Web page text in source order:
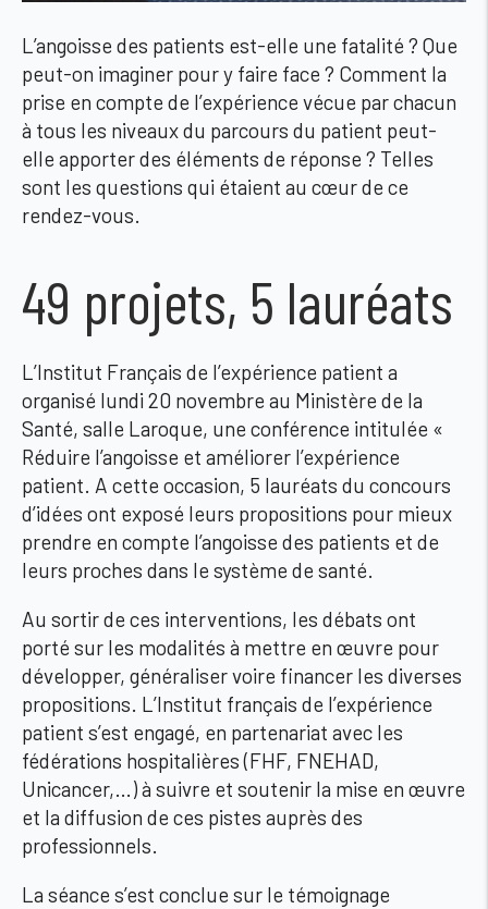
L’angoisse des patients est-elle une fatalité ? Que
peut-on imaginer pour y faire face ? Comment la
prise en compte de l’expérience vécue par chacun
à tous les niveaux du parcours du patient peut-
elle apporter des éléments de réponse ? Telles
sont les questions qui étaient au cœur de ce
rendez-vous.
49 projets, 5 lauréats
L’Institut Français de l’expérience patient a
organisé lundi 20 novembre au Ministère de la
Santé, salle Laroque, une conférence intitulée «
Réduire l’angoisse et améliorer l’expérience
patient. A cette occasion, 5 lauréats du concours
d’idées ont exposé leurs propositions pour mieux
prendre en compte l’angoisse des patients et de
leurs proches dans le système de santé.
Au sortir de ces interventions, les débats ont
porté sur les modalités à mettre en œuvre pour
développer, généraliser voire financer les diverses
propositions. L’Institut français de l’expérience
patient s’est engagé, en partenariat avec les
fédérations hospitalières (FHF, FNEHAD,
Unicancer,…) à suivre et soutenir la mise en œuvre
et la diffusion de ces pistes auprès des
professionnels.
La séance s’est conclue sur le témoignage